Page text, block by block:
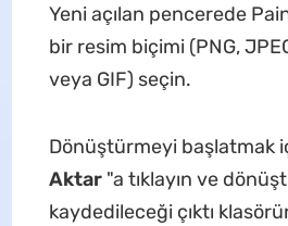
Yeni açılan pencerede
bir resim biçimi (PNG,
veya GIF) seçin.
Dönüştürmeyi başlatmak
Aktar"a tıklayın ve
kaydedileceği çıktı